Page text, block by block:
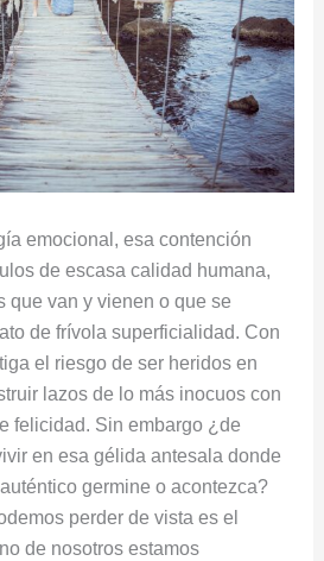
emocional, esa contención
de escasa calidad humana,
que van y vienen o que se
de frívola superficialidad. Con
el riesgo de ser heridos en
lazos de lo más inocuos con
felicidad. Sin embargo ¿de
en esa gélida antesala donde
germine o acontezca?
perder de vista es el
de nosotros estamos